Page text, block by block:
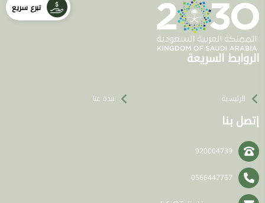
الروابط السريعة
الرئيسية نبذة عنا
إتصل بنا
920004739
0566447757
تبرع سريع